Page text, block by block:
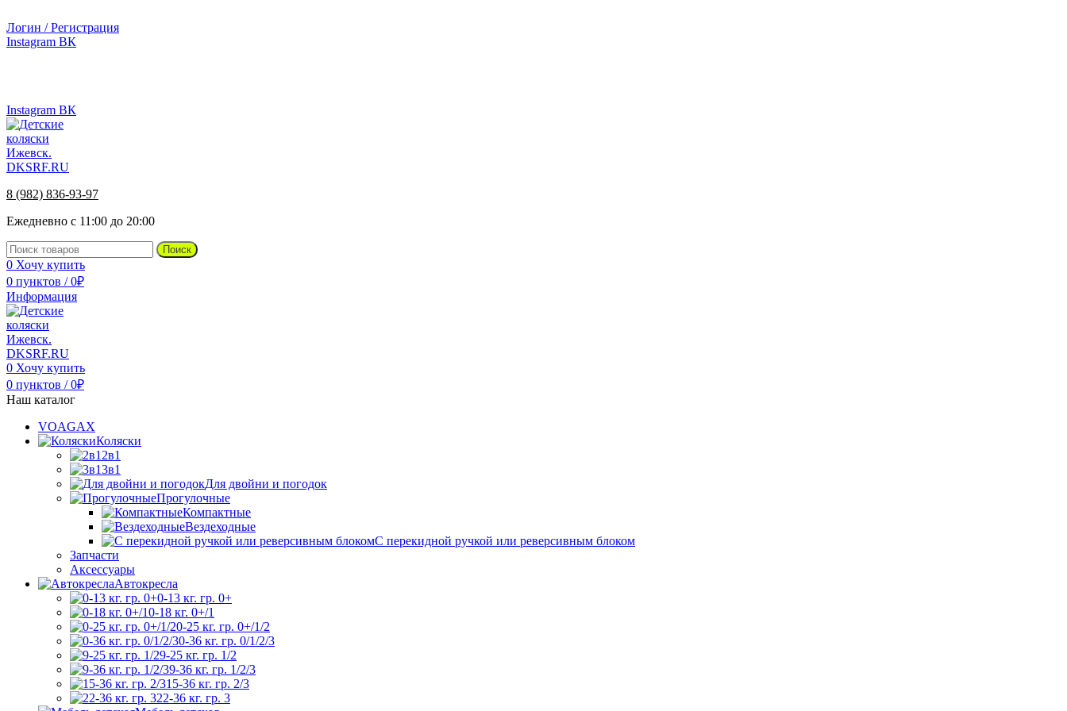
Логин / Регистрация
Instagram ВК
Instagram ВК
8 (982) 836-93-97
Ежедневно с 11:00 до 20:00
Поиск
0 Хочу купить
0 пунктов / 0₽
Информация
0 Хочу купить
0 пунктов / 0₽
Наш каталог
VOAGAX
Коляски
2в1
3в1
Для двойни и погодок
Прогулочные
Компактные
Вездеходные
С перекидной ручкой или реверсивным блоком
Запчасти
Аксессуары
Автокресла
0-13 кг. гр. 0+
0-18 кг. 0+/1
0-25 кг. гр. 0+/1/2
0-36 кг. гр. 0/1/2/3
9-25 кг. гр. 1/2
9-36 кг. гр. 1/2/3
15-36 кг. гр. 2/3
22-36 кг. гр. 3